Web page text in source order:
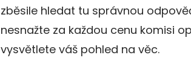
zběsile hledat tu správnou
nesnažte za každou cenu komisi
vysvětlete váš pohled na věc.